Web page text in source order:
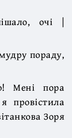
очі |
пораду,
Мені пора
провістила
Зоря